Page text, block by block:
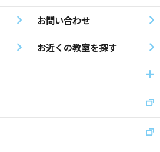
お問い合わせ
お近くの教室を探す